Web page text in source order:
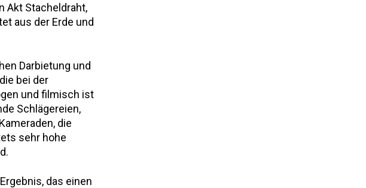
Akt Stacheldraht,
aus der Erde und
Darbietung und
bei der
und filmisch ist
Schlägereien,
die
sehr hohe
das einen